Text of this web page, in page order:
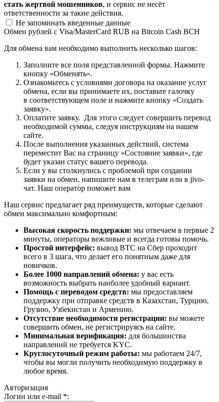
стать жертвой мошенников, и сервис не несёт
ответственности за такие действия.
Не запоминать введенные данные
Обмен рублей с Visa/MasterCard RUB на Bitcoin Cash BCH
Для обмена вам необходимо выполнить несколько шагов:
Заполните все поля представленной формы. Нажмите
кнопку «Обменять».
Ознакомьтесь с условиями договора на оказание услуг
обмена, если вы принимаете их, поставьте галочку
в соответствующем поле и нажмите кнопку «Создать
заявку».
Оплатите заявку. Для этого следует совершить перевод
необходимой суммы, следуя инструкциям на нашем
сайте.
После выполнения указанных действий, система
переместит Вас на страницу «Состояние заявки», где
будет указан статус вашего перевода.
Если у вы столкнулись с проблемой при создании
заявки на обмен, напишите нам в телеграм или в jivo-
чат. Наш оператор поможет вам
Наш сервис предлагает ряд преимуществ, которые сделают
обмен максимально комфортным:
Высокая скорость поддержки: мы отвечаем в первые 2
минуты, операторы вежливые и всегда готовы помочь.
Простой интерфейс: вывод BTC на Сбер проходит
всего в 3 шага, что делает его понятным даже для
новичков.
Более 1000 направлений обмена: у вас есть
возможность выбрать наиболее удобный вариант.
Помощь с переводом средств: мы предоставляем
поддержку при отправке средств в Казахстан, Турцию,
Грузию, Узбекистан и Армению.
Отсутствие необходимости регистрации: вы можете
совершить обмен, не регистрируясь на сайте.
Минимальная верификация: для большинства
направлений не требуется KYC.
Круглосуточный режим работы: мы работаем 24/7,
чтобы вы могли получить необходимую поддержку в
любое время.
Авторизация
Логин или e-mail *: